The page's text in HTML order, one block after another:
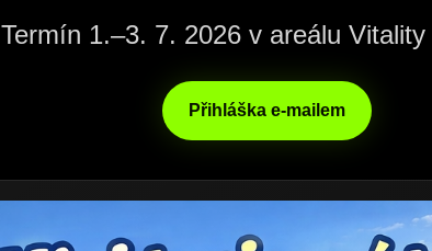
Termín 1.–3. 7. 2026 v areálu Vitality
Přihláška e-mailem